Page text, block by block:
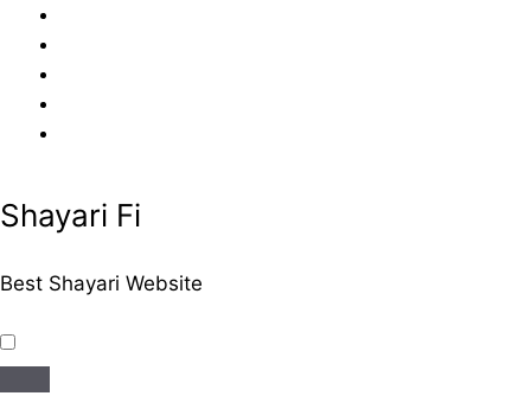
content
Shayari Fi
Best Shayari Website